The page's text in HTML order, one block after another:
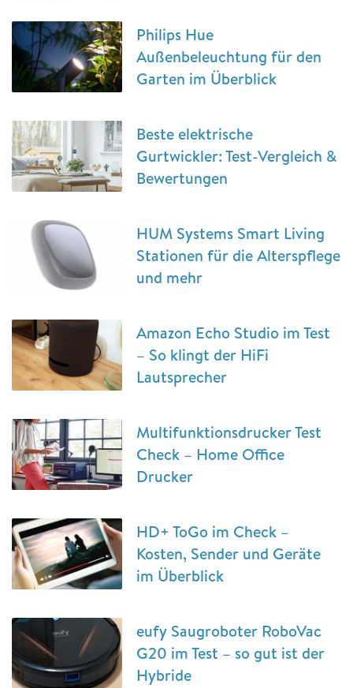
Philips Hue
Außenbeleuchtung für den
Garten im Überblick
Beste elektrische
Gurtwickler: Test-Vergleich &
Bewertungen
HUM Systems Smart Living
Stationen für die Alterspflege
und mehr
Amazon Echo Studio im Test
– So klingt der HiFi
Lautsprecher
Multifunktionsdrucker Test
Check – Home Office
Drucker
HD+ ToGo im Check –
Kosten, Sender und Geräte
im Überblick
eufy Saugroboter RoboVac
G20 im Test – so gut ist der
Hybride